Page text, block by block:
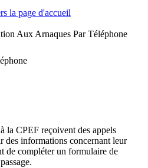
la page d'accueil
Aux Arnaques Par Téléphone
la CPEF reçoivent des appels
des informations concernant leur
de compléter un formulaire de